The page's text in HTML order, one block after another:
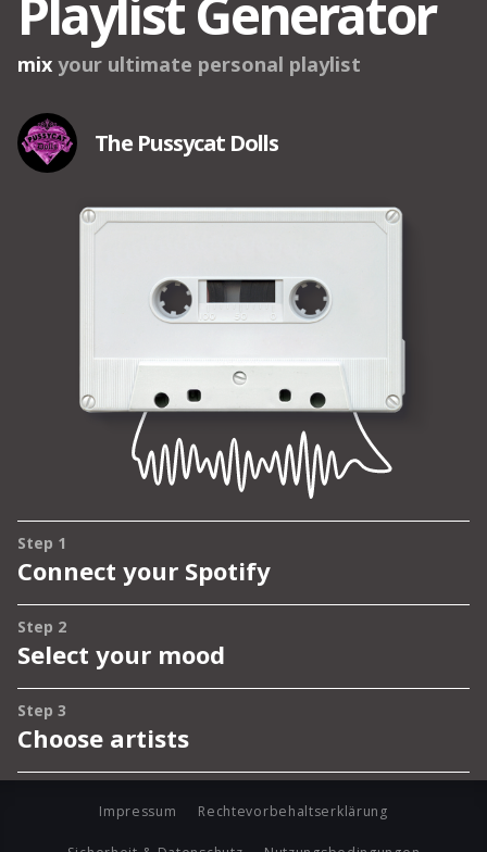
Impressum Rechtevorbehaltserklärung